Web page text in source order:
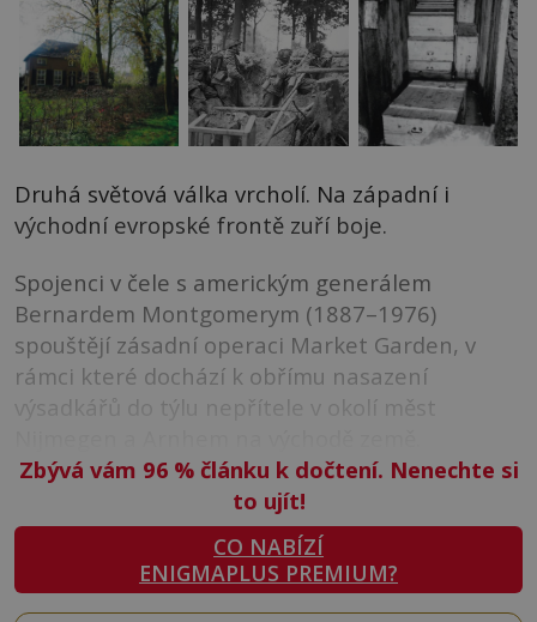
Druhá světová válka vrcholí. Na západní i
východní evropské frontě zuří boje.
Spojenci v čele s americkým generálem
Bernardem Montgomerym (1887–1976)
spouštějí zásadní operaci Market Garden, v
rámci které dochází k obřímu nasazení
výsadkářů do týlu nepřítele v okolí měst
Zbývá vám 96 %článku k dočtení. Nenechte si
to ujít!
CO NABÍZÍ
ENIGMAPLUS PREMIUM?